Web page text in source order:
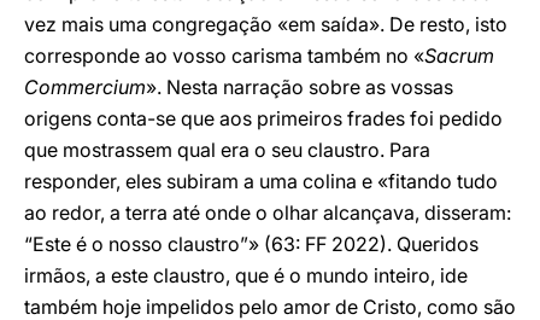
vez mais uma congregação «em saída». De resto, isto
corresponde ao vosso carisma também no «Sacrum
Commercium». Nesta narração sobre as vossas
origens conta-se que aos primeiros frades foi pedido
que mostrassem qual era o seu claustro. Para
responder, eles subiram a uma colina e «fitando tudo
ao redor, a terra até onde o olhar alcançava, disseram:
“Este é o nosso claustro”» (63: FF 2022). Queridos
irmãos, a este claustro, que é o mundo inteiro, ide
também hoje impelidos pelo amor de Cristo, como são